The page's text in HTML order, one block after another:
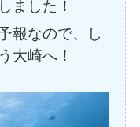
ました！
報なので、し
大崎へ！